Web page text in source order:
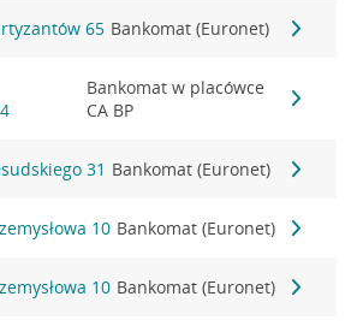
65 Bankomat (Euronet)
Bankomat w placówce
CA BP
31 Bankomat (Euronet)
10 Bankomat (Euronet)
10 Bankomat (Euronet)